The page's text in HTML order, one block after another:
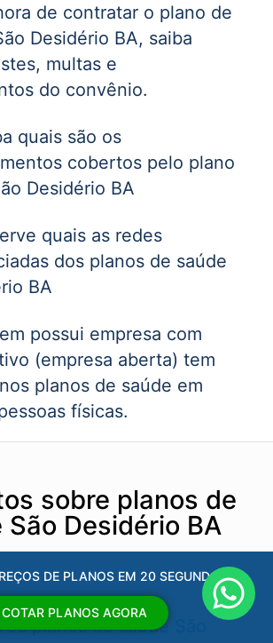
de contratar o plano de
Desidério BA, saiba
multas e
do convênio.
quais são os
cobertos pelo plano
Desidério BA
quais as redes
dos planos de saúde
BA
possui empresa com
(empresa aberta) tem
planos de saúde em
físicas.
sobre planos de
São Desidério BA
os planos de saúde São
DE PLANOS EM 20 SEGUNDOS
COTAR PLANOS AGORA